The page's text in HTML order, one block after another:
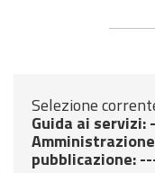
Selezione
Guida ai servizi:
pubblicazione: